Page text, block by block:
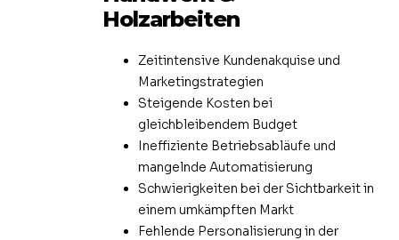
Holzarbeiten
Zeitintensive Kundenakquise und
Marketingstrategien
Steigende Kosten bei
gleichbleibendem Budget
Ineffiziente Betriebsabläufe und
mangelnde Automatisierung
Schwierigkeiten bei der Sichtbarkeit in
einem umkämpften Markt
Fehlende Personalisierung in der